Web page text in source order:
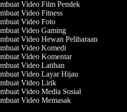
Video Film Pendek
Video Fitness
Video Foto
Video Gaming
Video Hewan Peliharaan
Video Komedi
Video Komentar
Video Latihan
Video Layar Hijau
Video Lirik
Video Media Sosial
Video Memasak